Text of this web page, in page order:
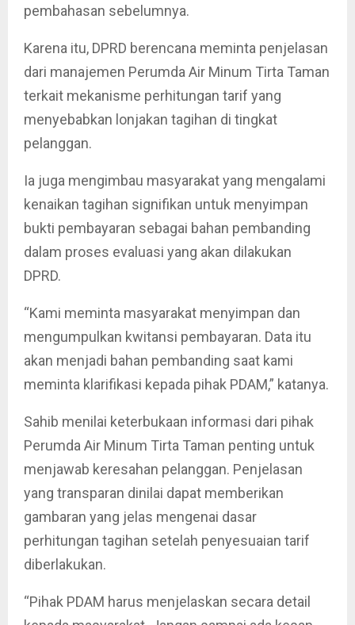
pembahasan sebelumnya.
Karena itu, DPRD berencana meminta penjelasan
dari manajemen Perumda Air Minum Tirta Taman
terkait mekanisme perhitungan tarif yang
menyebabkan lonjakan tagihan di tingkat
pelanggan.
Ia juga mengimbau masyarakat yang mengalami
kenaikan tagihan signifikan untuk menyimpan
bukti pembayaran sebagai bahan pembanding
dalam proses evaluasi yang akan dilakukan
DPRD.
“Kami meminta masyarakat menyimpan dan
mengumpulkan kwitansi pembayaran. Data itu
akan menjadi bahan pembanding saat kami
meminta klarifikasi kepada pihak PDAM,” katanya.
Sahib menilai keterbukaan informasi dari pihak
Perumda Air Minum Tirta Taman penting untuk
menjawab keresahan pelanggan. Penjelasan
yang transparan dinilai dapat memberikan
gambaran yang jelas mengenai dasar
perhitungan tagihan setelah penyesuaian tarif
diberlakukan.
“Pihak PDAM harus menjelaskan secara detail